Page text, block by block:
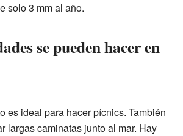
solo 3 mm al año.
se pueden hacer en
es ideal para hacer pícnics. También
largas caminatas junto al mar. Hay